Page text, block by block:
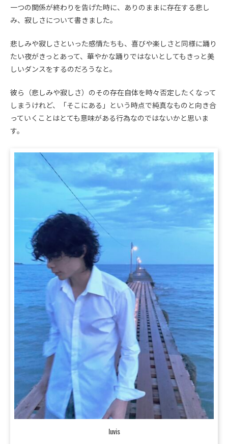
一つの関係が終わりを告げた時に、ありのままに存在する悲し
み、寂しさについて書きました。
悲しみや寂しさといった感情たちも、喜びや楽しさと同様に踊り
たい夜がきっとあって、華やかな踊りではないとしてもきっと美
しいダンスをするのだろうなと。
彼ら（悲しみや寂しさ）のその存在自体を時々否定したくなって
しまうけれど、「そこにある」という時点で純真なものと向き合
っていくことはとても意味がある行為なのではないかと思いま
す。
luvis